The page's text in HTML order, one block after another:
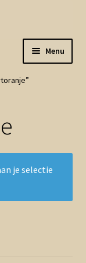
Menu
je selectie